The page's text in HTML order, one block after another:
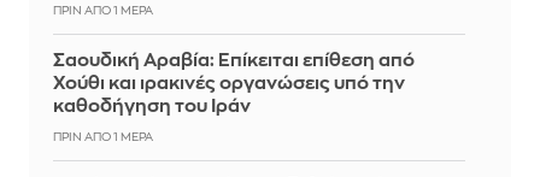
ΠΡΙΝ ΑΠΌ 1 ΜΈΡΑ
Σαουδική Αραβία: Επίκειται επίθεση από
Χούθι και ιρακινές οργανώσεις υπό την
καθοδήγηση του Ιράν
ΠΡΙΝ ΑΠΌ 1 ΜΈΡΑ